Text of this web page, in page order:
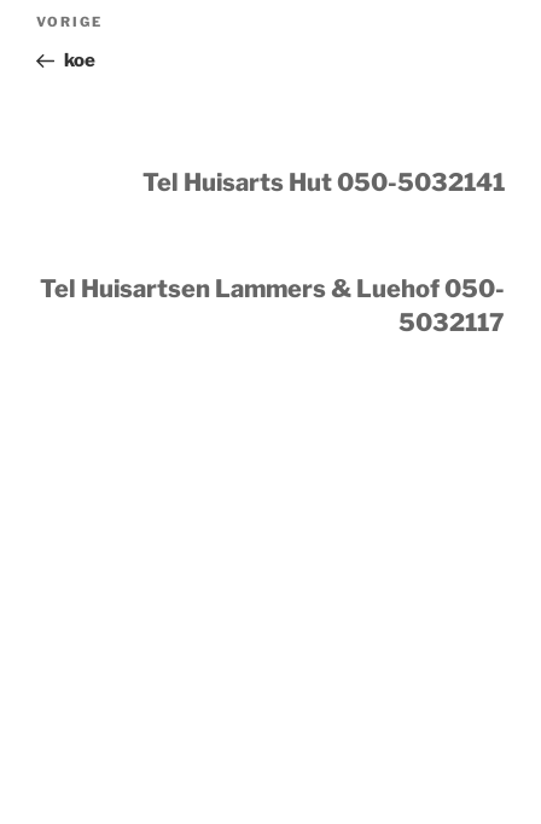
Bericht
Vorig
bericht
VORIGE
koe
Tel Huisarts Hut 050-5032141
Tel Huisartsen Lammers & Luehof 050-
5032117